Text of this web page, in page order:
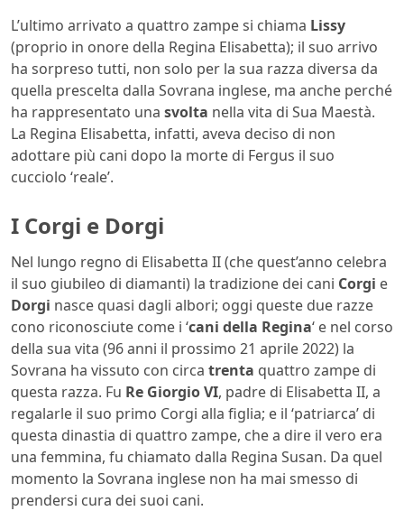
L’ultimo arrivato a quattro zampe si chiama Lissy
(proprio in onore della Regina Elisabetta); il suo arrivo
ha sorpreso tutti, non solo per la sua razza diversa da
quella prescelta dalla Sovrana inglese, ma anche perché
ha rappresentato una svolta nella vita di Sua Maestà.
La Regina Elisabetta, infatti, aveva deciso di non
adottare più cani dopo la morte di Fergus il suo
cucciolo ‘reale’.
I Corgi e Dorgi
Nel lungo regno di Elisabetta II (che quest’anno celebra
il suo giubileo di diamanti) la tradizione dei cani Corgi e
Dorgi nasce quasi dagli albori; oggi queste due razze
cono riconosciute come i ‘cani della Regina‘ e nel corso
della sua vita (96 anni il prossimo 21 aprile 2022) la
Sovrana ha vissuto con circa trenta quattro zampe di
questa razza. Fu Re Giorgio VI, padre di Elisabetta II, a
regalarle il suo primo Corgi alla figlia; e il ‘patriarca’ di
questa dinastia di quattro zampe, che a dire il vero era
una femmina, fu chiamato dalla Regina Susan. Da quel
momento la Sovrana inglese non ha mai smesso di
prendersi cura dei suoi cani.